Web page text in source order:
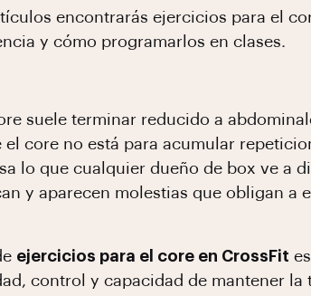
encontrarás ejercicios para el
y cómo programarlos en clases.
suele terminar reducido a
el core no está para acumular
lo que cualquier dueño de box ve a
y aparecen molestias que obligan
ejercicios para el core en CrossFit
control y capacidad de mantener